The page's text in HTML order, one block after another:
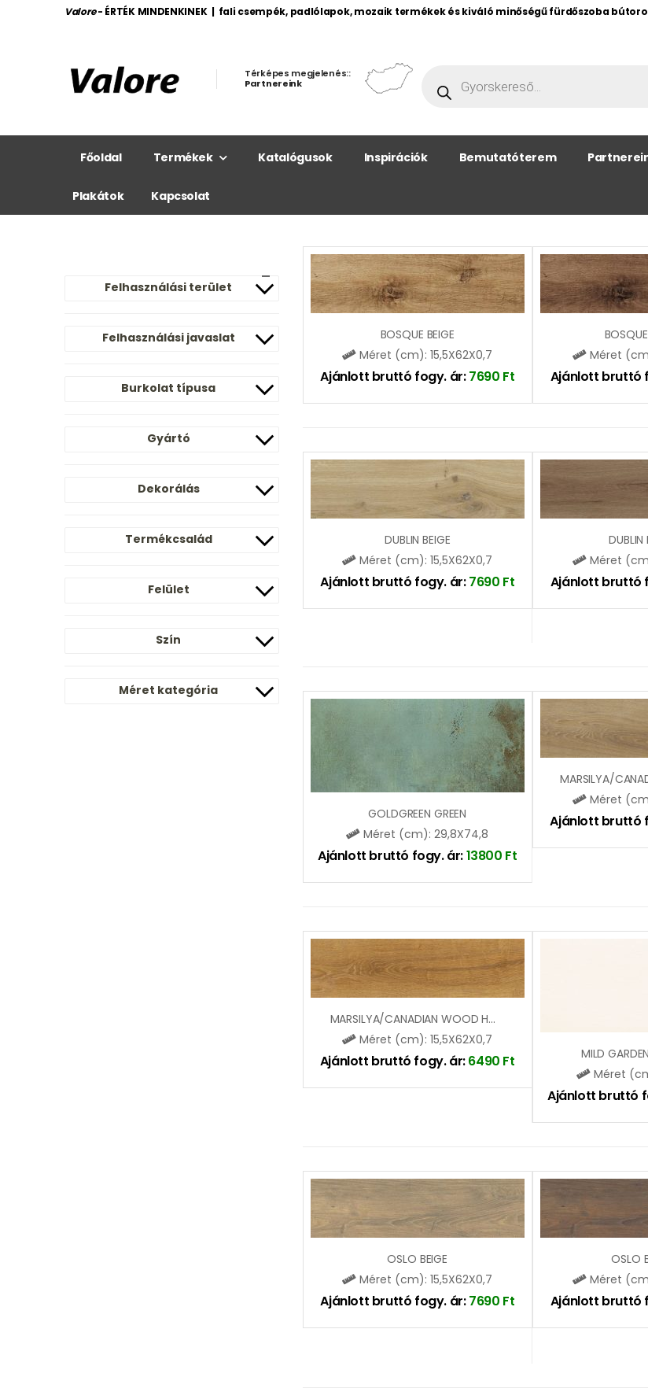
Valore - ÉRTÉK MINDENKINEK | fali csempék, padlólapok, mozaik termékek és kiváló minőségű fürdőszoba
Térképes megjelenés::
Partnereink
Főoldal Termékek Katalógusok Inspirációk Bemutatóterem
Plakátok Kapcsolat
Felhasználási terület
Felhasználási javaslat
Burkolat típusa
Gyártó
Dekorálás
Termékcsalád
Felület
Szín
Méret kategória
BOSQUE BEIGE
Méret (cm): 15,5X62X0,7
Ajánlott bruttó fogy. ár:7690 Ft
Méret
Ajánlott bruttó
DUBLIN BEIGE
Méret (cm): 15,5X62X0,7
Ajánlott bruttó fogy. ár:7690 Ft
Méret
Ajánlott bruttó
GOLDGREEN GREEN
Méret (cm): 29,8X74,8
Ajánlott bruttó fogy. ár:13800 Ft
Méret
Ajánlott bruttó
MARSILYA/CANADIAN WOOD HONEY (SGR134)
Méret (cm): 15,5X62X0,7
Ajánlott bruttó fogy. ár:6490 Ft
MILD
Méret
Ajánlott bruttó
OSLO BEIGE
Méret (cm): 15,5X62X0,7
Ajánlott bruttó fogy. ár:7690 Ft
OSLO
Méret
Ajánlott bruttó